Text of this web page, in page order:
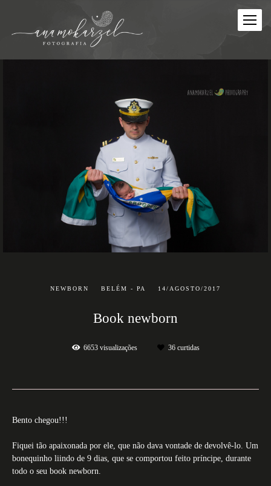
NEWBORN BELÉM - PA 14/AGOSTO/2017
Book newborn
6653visualizações 36curtidas
Bento chegou!!!
Fiquei tão apaixonada por ele, que não dava vontade de devolvê-lo. Um
bonequinho liindo de 9 dias, que se comportou feito príncipe, durante
todo o seu book newborn.